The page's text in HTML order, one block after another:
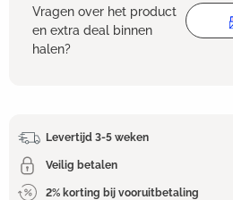
Vragen over het product
en extra deal binnen
halen?
Levertijd 3-5 weken
Veilig betalen
2% korting bij vooruitbetaling